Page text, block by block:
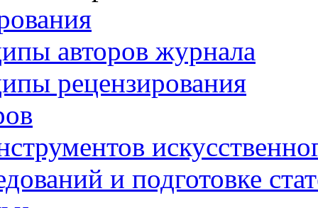
авторов журнала
рецензирования
и подготовке